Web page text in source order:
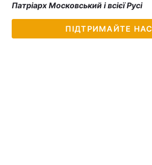
Патріарх Московський і всієї Русі
ПІДТРИМАЙТЕ НАС